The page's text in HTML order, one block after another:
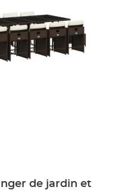
de jardin et